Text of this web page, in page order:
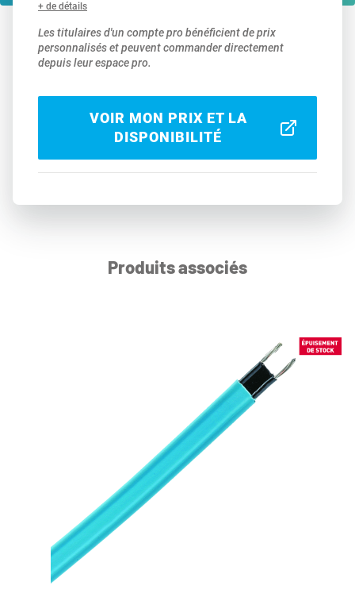
+ de détails
Les titulaires d'un compte pro bénéficient de prix
personnalisés et peuvent commander directement
depuis leur espace pro.
VOIR MON PRIX ET LA
DISPONIBILITÉ
Produits associés